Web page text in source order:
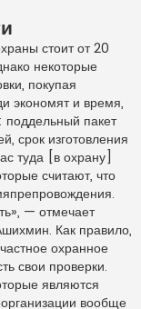
стоит от 20
некоторые
покупая
экономят и время,
поддельный пакет
срок изготовления
туда [в охрану]
считают, что
— отмечает
Как правило,
охранное
свои проверки.
являются
вообще